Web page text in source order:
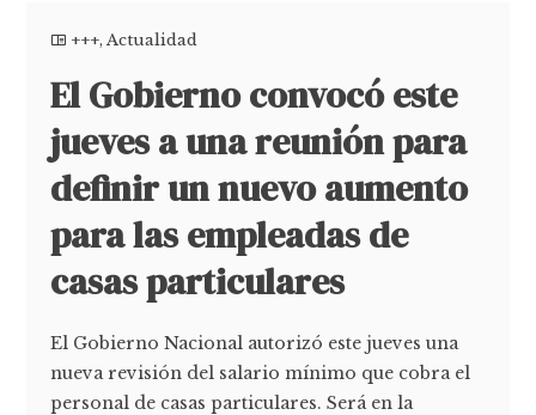
+++,Actualidad
El Gobierno convocó este
jueves a una reunión para
definir un nuevo aumento
para las empleadas de
casas particulares
El Gobierno Nacional autorizó este jueves una
nueva revisión del salario mínimo que cobra el
personal de casas particulares. Será en la